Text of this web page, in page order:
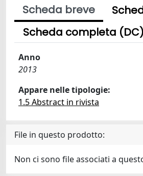
Scheda breve
Scheda completa (DC)
Anno
2013
Appare nelle tipologie:
1.5 Abstract in rivista
File in questo prodotto:
Non ci sono file associati a